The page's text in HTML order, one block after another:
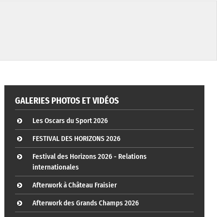
GALERIES PHOTOS ET VIDÉOS
Les Oscars du Sport 2026
FESTIVAL DES HORIZONS 2026
Festival des Horizons 2026 - Relations
internationales
Afterwork à Château Fraisier
Afterwork des Grands Champs 2026